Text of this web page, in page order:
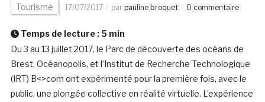
Tourisme 17/07/2017 par pauline broquet 0 commentaire
Temps de lecture : 5 min
Du 3 au 13 juillet 2017, le Parc de découverte des océans de
Brest, Océanopolis, et l’Institut de Recherche Technologique
(IRT) B<>com ont expérimenté pour la première fois, avec le
public, une plongée collective en réalité virtuelle. L’expérience